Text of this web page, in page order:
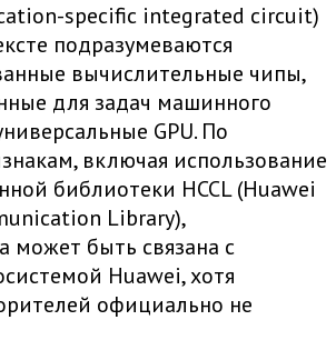
specific integrated circuit)
подразумеваются
вычислительные чипы,
для задач машинного
GPU. По
включая использование
библиотеки HCCL (Huawei
Library),
может быть связана с
Huawei, хотя
официально не